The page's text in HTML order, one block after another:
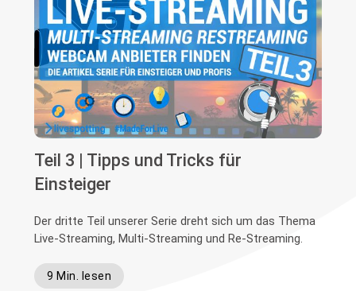
Teil 3 | Tipps und Tricks für
Einsteiger
Der dritte Teil unserer Serie dreht sich um das Thema
Live-Streaming, Multi-Streaming und Re-Streaming.
9 Min. lesen